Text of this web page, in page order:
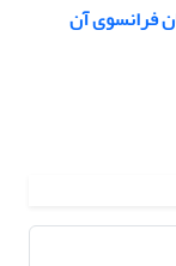
فرانسوی آن